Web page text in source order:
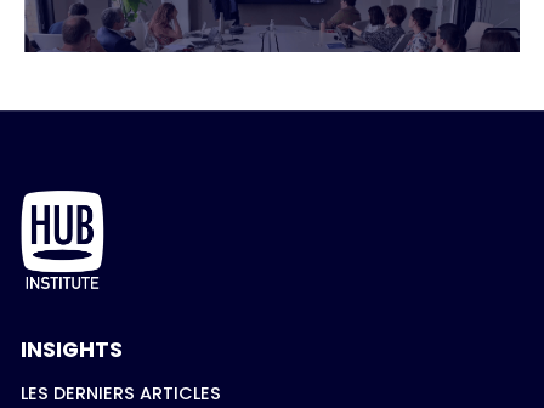
INSIGHTS
LES DERNIERS ARTICLES